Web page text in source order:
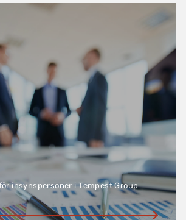
insynspersoner i Tempest Group